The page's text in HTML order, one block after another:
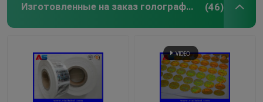
Изготовленные на заказ голографические стикеры (46)